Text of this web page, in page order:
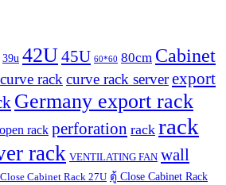
39u 42U45U 60*60 80cm Cabinet
curve rack curve rack serverexport
Germany export rack
open rack perforation rack rack
rack VENTILATING FAN wall
Cabinet Rack 27U ตู้ Close Cabinet Rack